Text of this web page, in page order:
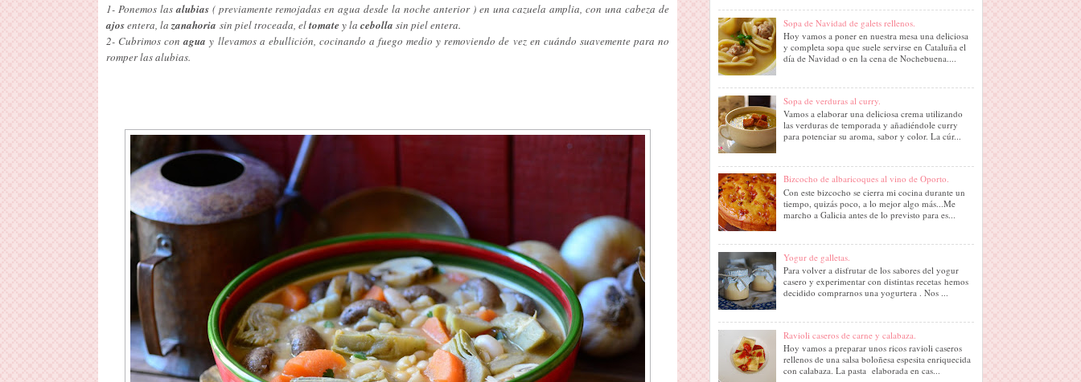
1- Ponemos lasalubias ( previamente remojadas en agua desde la noche anterior ) en una cazuela amplia, con una cabeza de
ajosentera, lazanahoria sin piel troceada, eltomate y la cebolla sin piel entera.
2- Cubrimos con agua y llevamos a ebullición, cocinando a fuego medio y removiendo de vez en cuándo suavemente para no
romper las alubias.
Sopa de Navidad de galets rellenos.
Hoy vamos a poner en nuestra mesa una deliciosa
y completa sopa que suele servirse en Cataluña el
día de Navidad o en la cena de Nochebuena....
Sopa de verduras al curry.
Vamos a elaborar una deliciosa crema utilizando
las verduras de temporada y añadiéndole curry
para potenciar su aroma, sabor y color. La cúr...
Bizcocho de albaricoques al vino de Oporto.
Con este bizcocho se cierra mi cocina durante un
tiempo, quizás poco, a lo mejor algo más...Me
marcho a Galicia antes de lo previsto para es...
Yogur de galletas.
Para volver a disfrutar de los sabores del yogur
casero y experimentar con distintas recetas hemos
decidido comprarnos una yogurtera . Nos ...
Ravioli caseros de carne y calabaza.
Hoy vamos a preparar unos ricos ravioli caseros
rellenos de una salsa boloñesa espesita enriquecida
con calabaza. La pasta elaborada en cas...